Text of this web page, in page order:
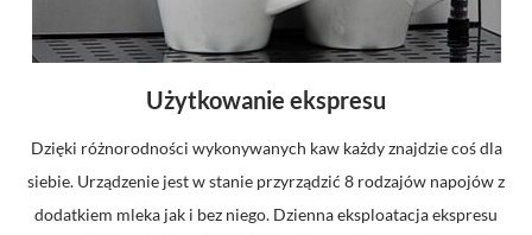
Użytkowanie ekspresu
Dzięki różnorodności wykonywanych kaw każdy znajdzie coś dla
siebie. Urządzenie jest w stanie przyrządzić 8 rodzajów napojów z
dodatkiem mleka jak i bez niego. Dzienna eksploatacja ekspresu